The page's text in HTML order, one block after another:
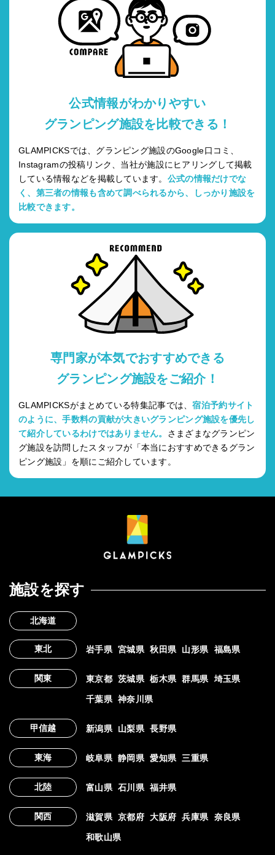
公式情報がわかりやすい
グランピング施設を比較できる！
GLAMPICKSでは、グランピング施設のGoogle口コミ、
Instagramの投稿リンク、当社が施設にヒアリングして掲載
している情報などを掲載しています。 公式の情報だけでな
く、第三者の情報も含めて調べられるから、しっかり施設を
比較できます。
専門家が本気でおすすめできる
グランピング施設をご紹介！
GLAMPICKSがまとめている特集記事では、宿泊予約サイト
のように、手数料の貢献が大きいグランピング施設を優先し
て紹介しているわけではありません。 さまざまなグランピン
グ施設を訪問したスタッフが「本当におすすめできるグラン
ピング施設」を順にご紹介しています。
施設を探す
北海道
東北 岩手県 宮城県 秋田県 山形県 福島県
関東 東京都 茨城県 栃木県 群馬県 埼玉県
千葉県 神奈川県
甲信越 新潟県 山梨県 長野県
東海 岐阜県 静岡県 愛知県 三重県
北陸 富山県 石川県 福井県
関西 滋賀県 京都府 大阪府 兵庫県 奈良県
和歌山県